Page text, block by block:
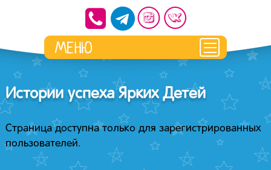
Истории успеха Ярких Детей
Страница доступна только для зарегистрированных
пользователей.